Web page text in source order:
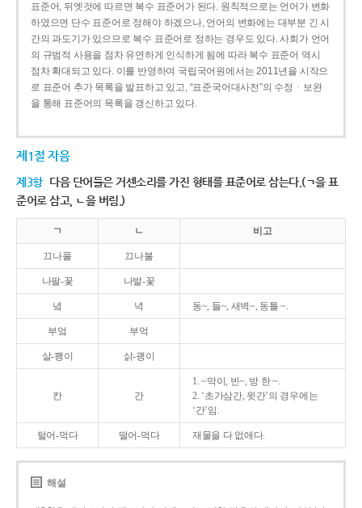
표준어, 뒤엣것에 따르면 복수 표준어가 된다. 원칙적으로는 언어가 변화
하였으면 단수 표준어로 정해야 하겠으나, 언어의 변화에는 대부분 긴 시
간의 과도기가 있으므로 복수 표준어로 정하는 경우도 있다. 사회가 언어
의 규범적 사용을 점차 유연하게 인식하게 됨에 따라 복수 표준어 역시
점차 확대되고 있다. 이를 반영하여 국립국어원에서는 2011년을 시작으
로 표준어 추가 목록을 발표하고 있고, “표준국어대사전”의 수정ㆍ보완
을 통해 표준어의 목록을 갱신하고 있다.
제1절 자음
제3항 다음 단어들은 거센소리를 가진 형태를 표준어로 삼는다.(ㄱ을 표
준어로 삼고, ㄴ을 버림.)
ㄱ ㄴ 비고
끄나풀 끄나불
나팔-꽃 나발-꽃
녘 녁 동~, 들~, 새벽~, 동틀 ~.
부엌 부억
살-쾡이 삵-괭이
칸 간
1. ~막이, 빈~, 방 한 ~.
2. ‘초가삼간, 윗간’의 경우에는
‘간’임.
털어-먹다 떨어-먹다 재물을 다 없애다.
해설